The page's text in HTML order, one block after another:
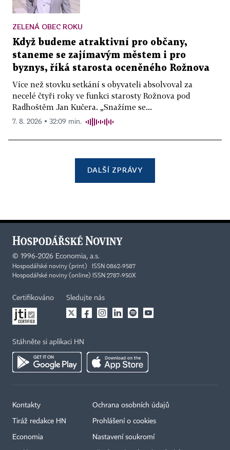
ZELENÁ OBEC ROKU
Když budeme atraktivní pro občany,
staneme se zajímavým městem i pro
byznys, říká starosta oceněného Rožnova
Více než stovku setkání s obyvateli absolvoval za
necelé čtyři roky ve funkci starosty Rožnova pod
Radhoštěm Jan Kučera. „Snažíme se...
7. 8. 2026 ▪ 32:09 min.
DALŠÍ ZPRÁVY
© 1996-2026 Economia, a.s.
Hospodářské noviny (print) ISSN 0862-9587
Hospodářské noviny (online) ISSN 2787-950X
Certifikováno Sledujte nás
Stáhněte si aplikaci HN
Kontakty
Tiráž redakce HN
Economia
Ochrana osobních údajů
Prohlášení o cookies
Nastavení soukromí